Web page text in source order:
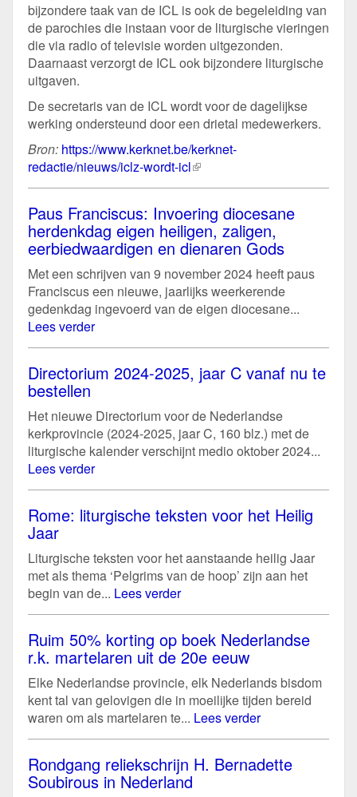
bijzondere taak van de ICL is ook de begeleiding van
de parochies die instaan voor de liturgische vieringen
die via radio of televisie worden uitgezonden.
Daarnaast verzorgt de ICL ook bijzondere liturgische
uitgaven.
De secretaris van de ICL wordt voor de dagelijkse
werking ondersteund door een drietal medewerkers.
Bron: https://www.kerknet.be/kerknet-
redactie/nieuws/iclz-wordt-icl(externe
link)
Paus Franciscus: Invoering diocesane
herdenkdag eigen heiligen, zaligen,
eerbiedwaardigen en dienaren Gods
Met een schrijven van 9 november 2024 heeft paus
Franciscus een nieuwe, jaarlijks weerkerende
gedenkdag ingevoerd van de eigen diocesane...
Lees verder
Directorium 2024-2025, jaar C vanaf nu te
bestellen
Het nieuwe Directorium voor de Nederlandse
kerkprovincie (2024-2025, jaar C, 160 blz.) met de
liturgische kalender verschijnt medio oktober 2024...
Lees verder
Rome: liturgische teksten voor het Heilig
Jaar
Liturgische teksten voor het aanstaande heilig Jaar
met als thema ‘Pelgrims van de hoop’ zijn aan het
begin van de... Lees verder
Ruim 50% korting op boek Nederlandse
r.k. martelaren uit de 20e eeuw
Elke Nederlandse provincie, elk Nederlands bisdom
kent tal van gelovigen die in moeilijke tijden bereid
waren om als martelaren te... Lees verder
Rondgang reliekschrijn H. Bernadette
Soubirous in Nederland